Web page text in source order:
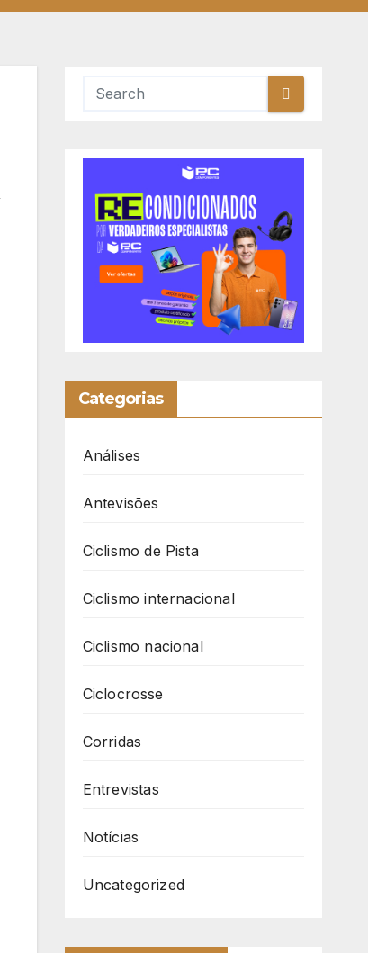
Categorias
Análises
Antevisões
Ciclismo de Pista
Ciclismo internacional
Ciclismo nacional
Ciclocrosse
Corridas
Entrevistas
Notícias
Uncategorized